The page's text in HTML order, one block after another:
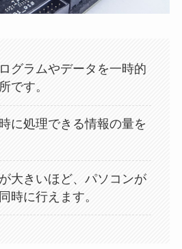
グラムやデータを一時的
です。
に処理できる情報の量を
大きいほど、パソコンが
時に行えます。